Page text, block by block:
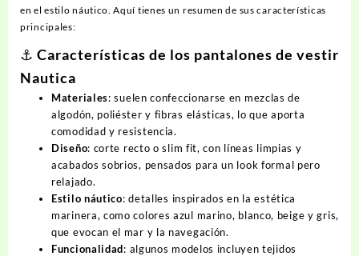
en el estilo náutico. Aquí tienes un resumen de sus características
principales:
⚓ Características de los pantalones de vestir
Nautica
Materiales: suelen confeccionarse en mezclas de
algodón, poliéster y fibras elásticas, lo que aporta
comodidad y resistencia.
Diseño: corte recto o slim fit, con líneas limpias y
acabados sobrios, pensados para un look formal pero
relajado.
Estilo náutico: detalles inspirados en la estética
marinera, como colores azul marino, blanco, beige y gris,
que evocan el mar y la navegación.
Funcionalidad: algunos modelos incluyen tejidos